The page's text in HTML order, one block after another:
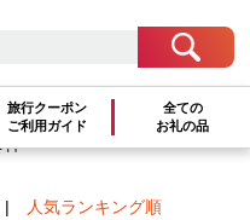
旅行クーポン
ご利用ガイド
全ての
お礼の品
件
人気ランキング順